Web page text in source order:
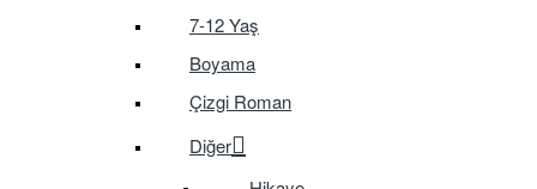
7-12 Yaş
Boyama
Çizgi Roman
Diğer